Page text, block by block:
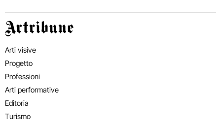
Artribune
Arti visive
Progetto
Professioni
Arti performative
Editoria
Turismo